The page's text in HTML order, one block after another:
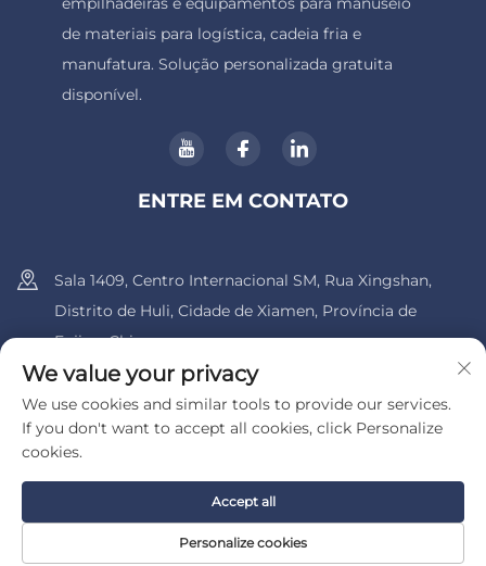
de materiais para logística, cadeia fria e
manufatura. Solução personalizada gratuita
disponível.
ENTRE EM CONTATO
Sala 1409, Centro Internacional SM, Rua Xingshan,
Distrito de Huli, Cidade de Xiamen, Província de
Fujian, China.
+86-13600956803
[email protected]
Direitos autorais © 2025 pela UIB (Xiamen) Bearing Co., Ltd.
Política de Privacidade
We value your privacy
We use cookies and similar tools to provide our services.
If you don't want to accept all cookies, click Personalize
cookies.
Personalize cookies
Accept all